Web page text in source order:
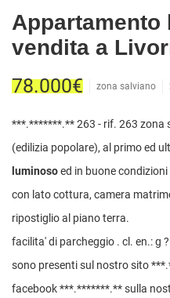
INDUSTRIALI
IMMOBILI IN
BILOCALI
TRILOCALI
ATTICI
CASE
INDIPENDENTI
LABORATORI
LOCALI
NEGOZI
UFFICI
ATTIVITÀ
IN
GESTIONE
Appartamento
vendita a
78.000€ zona salviano
***.*******.** 263 - rif. 263 zona
(edilizia popolare), al primo ed
luminosoed in buone
con lato cottura, camera
ripostiglio al piano terra.
facilita' di parcheggio . cl. en.: g
sono presenti sul nostro sito
facebook ***.*******.** sulla